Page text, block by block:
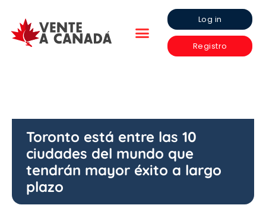
Log in
Registro
Toronto está entre las 10
ciudades del mundo que
tendrán mayor éxito a largo
plazo